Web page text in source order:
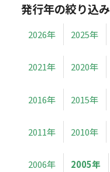
発行年の絞り込み
2026年 2025年
2021年 2020年
2016年 2015年
2011年 2010年
2006年 2005年